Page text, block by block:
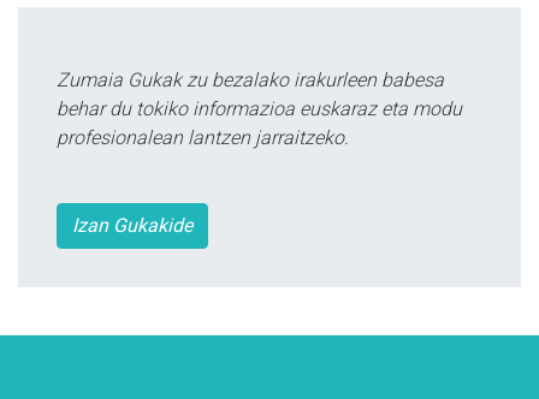
Zumaia Gukak zu bezalako irakurleen babesa
behar du tokiko informazioa euskaraz eta modu
profesionalean lantzen jarraitzeko.
Izan Gukakide